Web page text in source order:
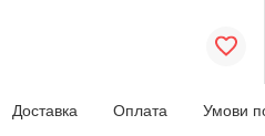
Доставка Оплата Умови